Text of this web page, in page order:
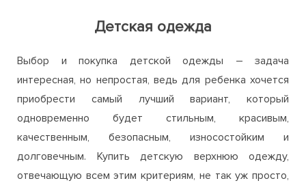
Детская одежда
Выбор и покупка детской одежды – задача
интересная, но непростая, ведь для ребенка хочется
приобрести самый лучший вариант, который
одновременно будет стильным, красивым,
качественным, безопасным, износостойким и
долговечным. Купить детскую верхнюю одежду,
отвечающую всем этим критериям, не так уж просто,